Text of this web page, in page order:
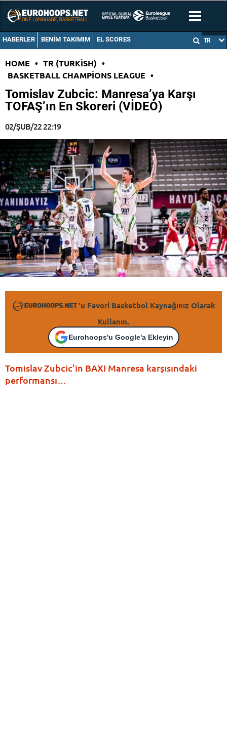
HABERLER BENIM TAKIMIM EL SCORES TR
HOME • TR (TURKISH) •
BASKETBALL CHAMPIONS LEAGUE •
Tomislav Zubcic: Manresa’ya Karşı
TOFAŞ’ın En Skoreri (VİDEO)
02/ŞUB/22 22:19
'u Favori Basketbol Kaynağınız Olarak
Kullanın.
Eurohoops'u Google'a Ekleyin
Tomislav Zubcic’in BAXI Manresa karşısındaki
performansı…